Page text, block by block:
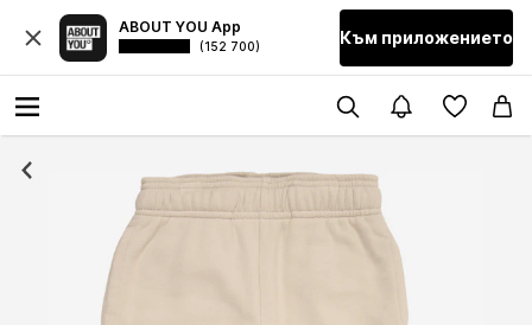
ABOUT YOU App
(152 700) Към приложението